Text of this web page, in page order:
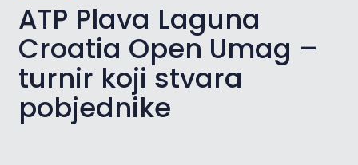
ATP Plava Laguna
Croatia Open Umag –
turnir koji stvara
pobjednike